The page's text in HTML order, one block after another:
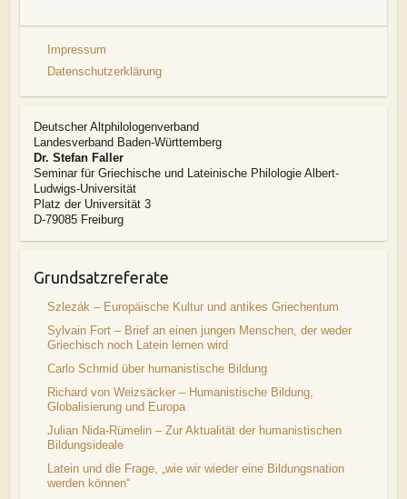
Impressum
Datenschutzerklärung
Deutscher Altphilologenverband
Landesverband Baden-Württemberg
Dr. Stefan Faller
Seminar für Griechische und Lateinische Philologie Albert-
Ludwigs-Universität
Platz der Universität 3
D-79085 Freiburg
Grundsatzreferate
Szlezák – Europäische Kultur und antikes Griechentum
Sylvain Fort – Brief an einen jungen Menschen, der weder
Griechisch noch Latein lernen wird
Carlo Schmid über humanistische Bildung
Richard von Weizsäcker – Humanistische Bildung,
Globalisierung und Europa
Julian Nida-Rümelin – Zur Aktualität der humanistischen
Bildungsideale
Latein und die Frage, „wie wir wieder eine Bildungsnation
werden können“